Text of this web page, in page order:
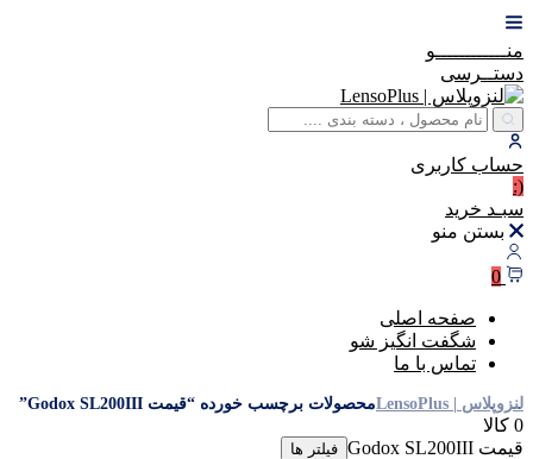
منــــــــــــو
دستــرسی
حساب کاربری
(:
سبـد خرید
بستن منو
0
صفحه اصلی
شگفت انگیز شو
تماس با ما
لنزوپلاس | LensoPlus محصولات برچسب خورده “قیمت Godox SL200III”
0 کالا
قیمت Godox SL200III
فیلتر ها